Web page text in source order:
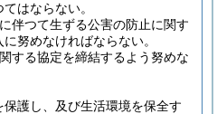
はならない。
伴つて生ずる公害の防止に関す
努めなければならない。
する協定を締結するよう努めな
護し、及び生活環境を保全す